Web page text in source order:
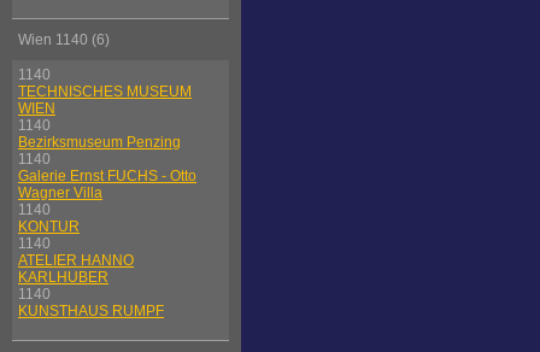
Wien 1140 (6)
1140
TECHNISCHES MUSEUM
WIEN
1140
Bezirksmuseum Penzing
1140
Galerie Ernst FUCHS - Otto
Wagner Villa
1140
KONTUR
1140
ATELIER HANNO
KARLHUBER
1140
KUNSTHAUS RUMPF